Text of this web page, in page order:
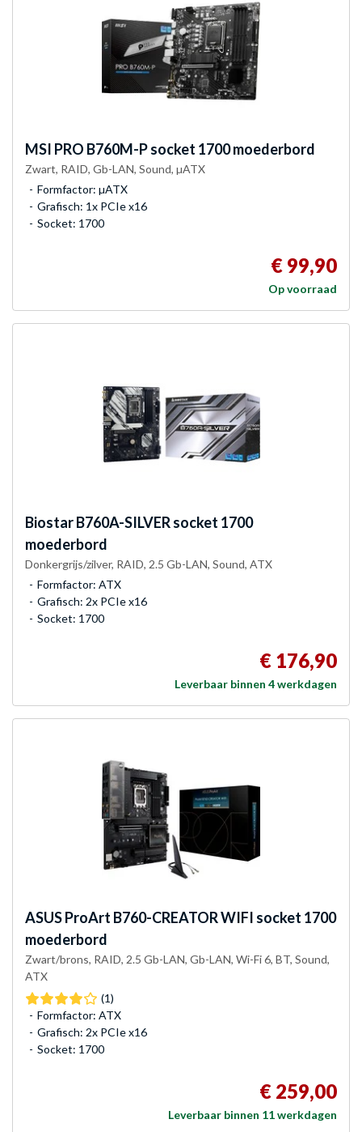
MSI PRO B760M-P socket 1700 moederbord
Zwart, RAID, Gb-LAN, Sound, µATX
Formfactor: µATX
Grafisch: 1x PCIe x16
Socket: 1700
€ 99,90
Op voorraad
BiostarB760A-SILVER socket 1700
moederbord
Donkergrijs/zilver, RAID, 2.5 Gb-LAN, Sound, ATX
Formfactor: ATX
Grafisch: 2x PCIe x16
Socket: 1700
€ 176,90
Leverbaar binnen 4 werkdagen
ASUSProArt B760-CREATOR WIFI socket 1700
moederbord
Zwart/brons, RAID, 2.5 Gb-LAN, Gb-LAN, Wi-Fi 6, BT, Sound,
ATX
(1)
Formfactor: ATX
Grafisch: 2x PCIe x16
Socket: 1700
€ 259,00
Leverbaar binnen 11 werkdagen